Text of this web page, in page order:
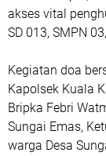
akses vital
SD 013, SMPN
Kegiatan doa
Kapolsek Kuala
Bripka Febri
Sungai Emas,
warga Desa